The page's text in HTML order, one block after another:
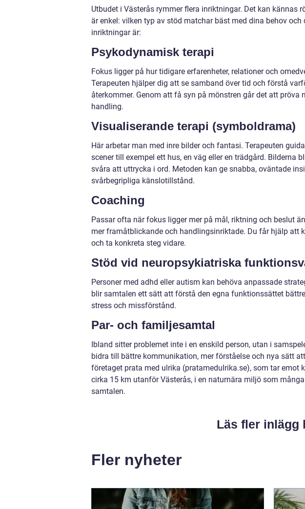
Utbudet i Västerås rymmer flera inriktningar. Det kan kännas
är enkel: vilken typ av stöd matchar bäst med dina behov
inriktningar är:
Psykodynamisk terapi
Fokus ligger på hur tidigare erfarenheter, relationer och
Terapeuten hjälper dig att se samband över tid och förstå
återkommer. Genom att få syn på mönstren går det att pröva
handling.
Visualiserande terapi (symboldrama)
Här arbetar man med inre bilder och fantasi. Terapeuten
scener till exempel ett hus, en väg eller en trädgård. Bilderna
svåra att uttrycka i ord. Metoden kan ge snabba, oväntade
svårbegripliga känslotillstånd.
Coaching
Passar ofta när fokus ligger mer på mål, riktning och beslut
mer framåtblickande och handlingsinriktade. Du får hjälp att
och ta konkreta steg vidare.
Stöd vid neuropsykiatriska
Personer med adhd eller autism kan behöva anpassade
blir samtalen ett sätt att förstå den egna funktionssättet
stress och missförstånd.
Par- och familjesamtal
Ibland sitter problemet inte i en enskild person, utan i
bidra till bättre kommunikation, mer förståelse och nya sätt
företaget prata med ulrika (pratamedulrika.se), som tar emot
cirka 15 km utanför Västerås, i en naturnära miljö som
samtalen.
Läs fler inlägg
Fler nyheter